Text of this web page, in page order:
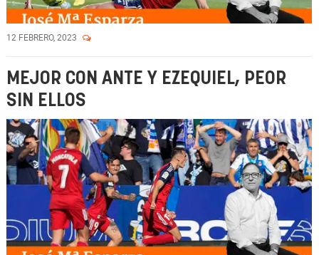
12 FEBRERO, 2023
MEJOR CON ANTE Y EZEQUIEL, PEOR
SIN ELLOS